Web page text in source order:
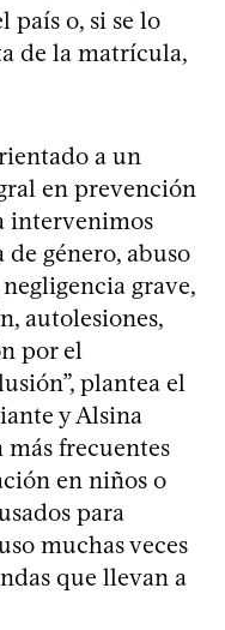
país o, si se lo
de la matrícula,
a un
en prevención
intervenimos
género, abuso
grave,
autolesiones,
por el
plantea el
y Alsina
más frecuentes
en niños o
para
muchas veces
que llevan a